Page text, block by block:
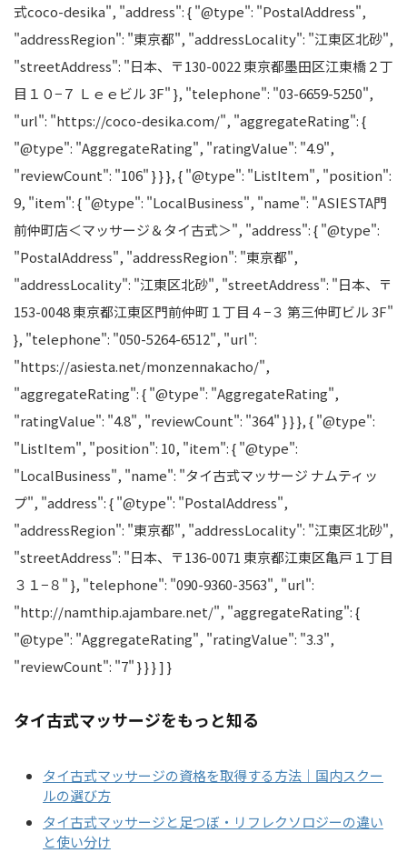
式coco-desika", "address": { "@type": "PostalAddress",
"addressRegion": "東京都", "addressLocality": "江東区北砂",
"streetAddress": "日本、〒130-0022 東京都墨田区江東橋２丁
目１０−７ Ｌｅｅビル 3F" }, "telephone": "03-6659-5250",
"url": "https://coco-desika.com/", "aggregateRating": {
"@type": "AggregateRating", "ratingValue": "4.9",
"reviewCount": "106" } } }, { "@type": "ListItem", "position":
9, "item": { "@type": "LocalBusiness", "name": "ASIESTA門
前仲町店＜マッサージ＆タイ古式＞", "address": { "@type":
"PostalAddress", "addressRegion": "東京都",
"addressLocality": "江東区北砂", "streetAddress": "日本、〒
153-0048 東京都江東区門前仲町１丁目４−３ 第三仲町ビル 3F"
}, "telephone": "050-5264-6512", "url":
"https://asiesta.net/monzennakacho/",
"aggregateRating": { "@type": "AggregateRating",
"ratingValue": "4.8", "reviewCount": "364" } } }, { "@type":
"ListItem", "position": 10, "item": { "@type":
"LocalBusiness", "name": "タイ古式マッサージ ナムティッ
プ", "address": { "@type": "PostalAddress",
"addressRegion": "東京都", "addressLocality": "江東区北砂",
"streetAddress": "日本、〒136-0071 東京都江東区亀戸１丁目
３１−８" }, "telephone": "090-9360-3563", "url":
"http://namthip.ajambare.net/", "aggregateRating": {
"@type": "AggregateRating", "ratingValue": "3.3",
"reviewCount": "7" } } } ] }
タイ古式マッサージをもっと知る
タイ古式マッサージの資格を取得する方法｜国内スクー
ルの選び方
タイ古式マッサージと足つぼ・リフレクソロジーの違い
と使い分け